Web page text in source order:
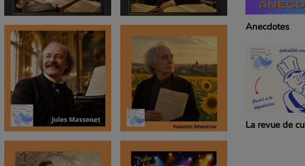
Anecdotes
La revue de cuisine
The Japanese
Découvrons